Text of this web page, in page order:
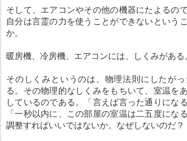
そして、エアコンやその他の機器にたよるの
自分は言霊の力を使うことができないという
か。
暖房機、冷房機、エアコンには、しくみがある。
そのしくみというのは、物理法則にしたが
る。その物理的なしくみをもちいて、室温を
しているのである。「言えば言った通りにな
「一秒以内に、この部屋の室温は二五度にな
調整すればいいではないか。なぜしないのだ？